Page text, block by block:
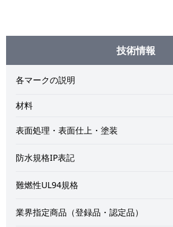
技術情報
各マークの説明
材料
材料の記号
ダイカスト・黄銅
表面処理・表面仕上・塗装
防水規格IP表記
難燃性UL94規格
業界指定商品（登録品・認定品）